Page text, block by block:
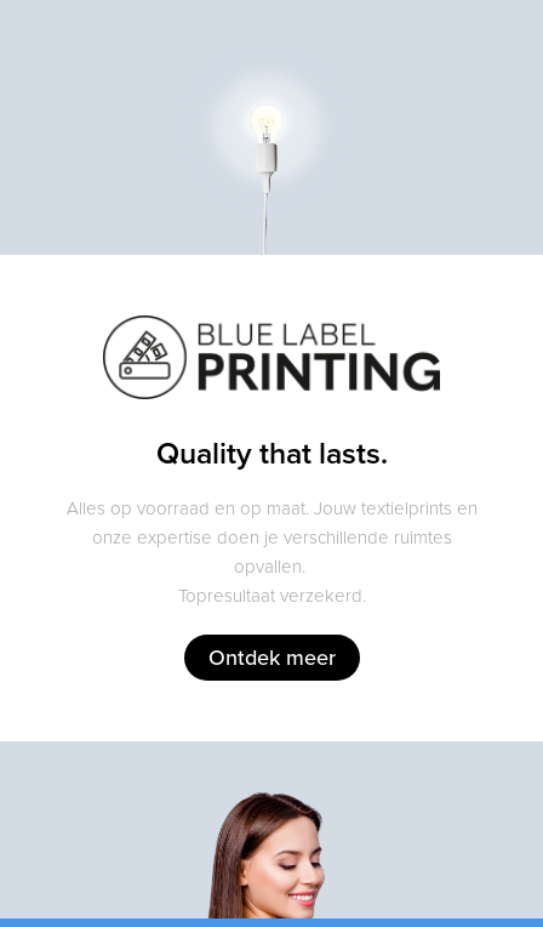
Quality that lasts.
Alles op voorraad en op maat. Jouw textielprints en
onze expertise doen je verschillende ruimtes
opvallen.
Topresultaat verzekerd.
Ontdek meer